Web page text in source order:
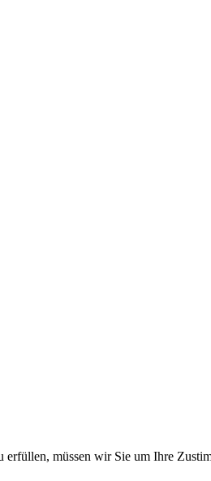
müssen wir Sie um Ihre